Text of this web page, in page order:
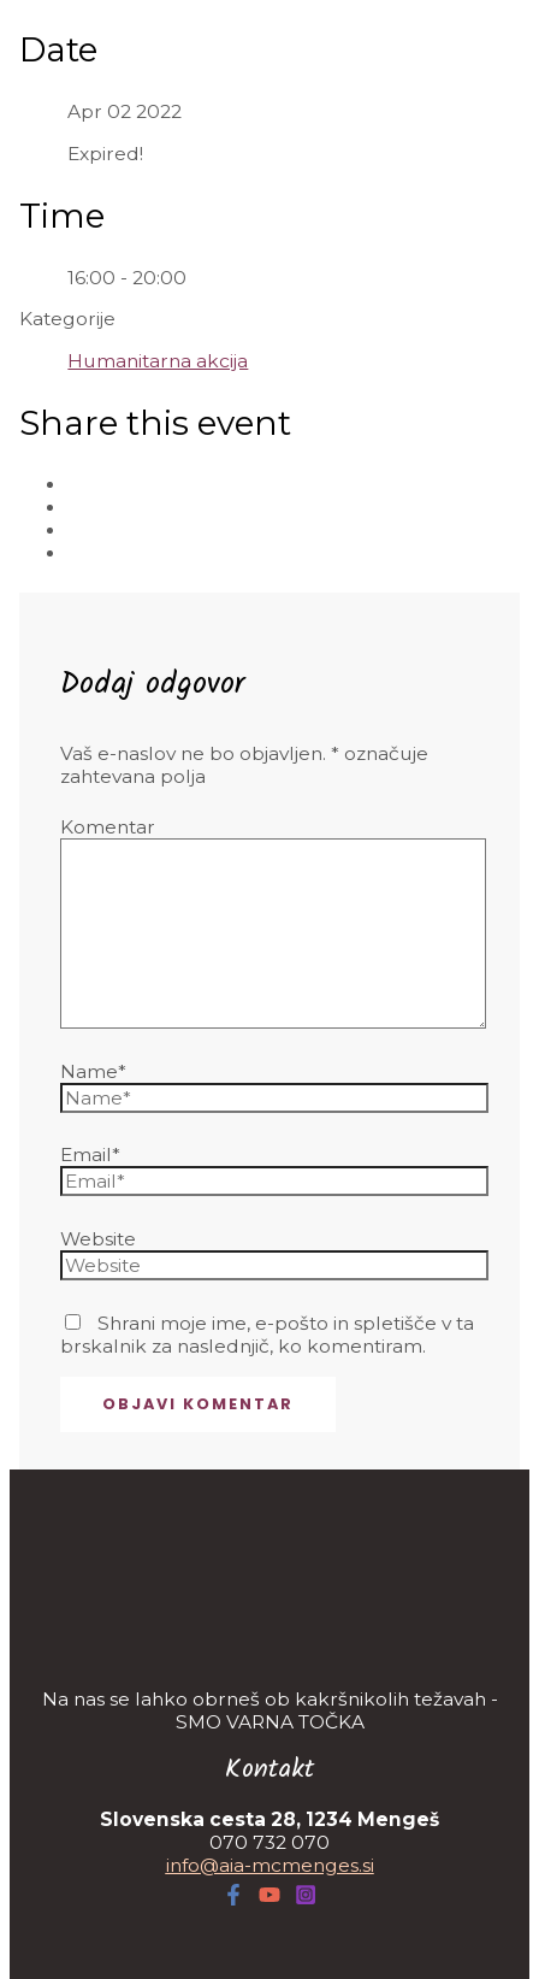
Date
Apr 02 2022
Expired!
Time
16:00 - 20:00
Kategorije
Humanitarna akcija
Share this event
Dodaj odgovor
Vaš e-naslov ne bo objavljen. * označuje
zahtevana polja
Komentar
Name*
Email*
Website
Shrani moje ime, e-pošto in spletišče v ta
brskalnik za naslednjič, ko komentiram.
Na nas se lahko obrneš ob kakršnikolih težavah -
SMO VARNA TOČKA
Kontakt
Slovenska cesta 28, 1234 Mengeš
070 732 070
info@aia-mcmenges.si